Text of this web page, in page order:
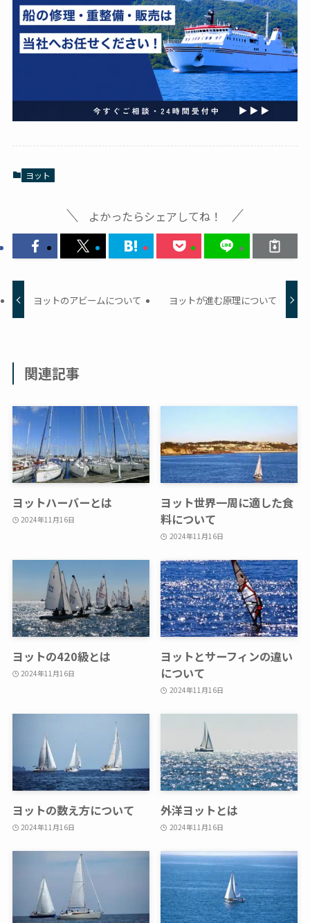
ヨット
よかったらシェアしてね！
ヨットのアビームについて ヨットが進む原理について
関連記事
ヨットハーバーとは
2024年11月16日
ヨット世界一周に適した食
料について
2024年11月16日
ヨットの420級とは
2024年11月16日
ヨットとサーフィンの違い
について
2024年11月16日
ヨットの数え方について
2024年11月16日
外洋ヨットとは
2024年11月16日